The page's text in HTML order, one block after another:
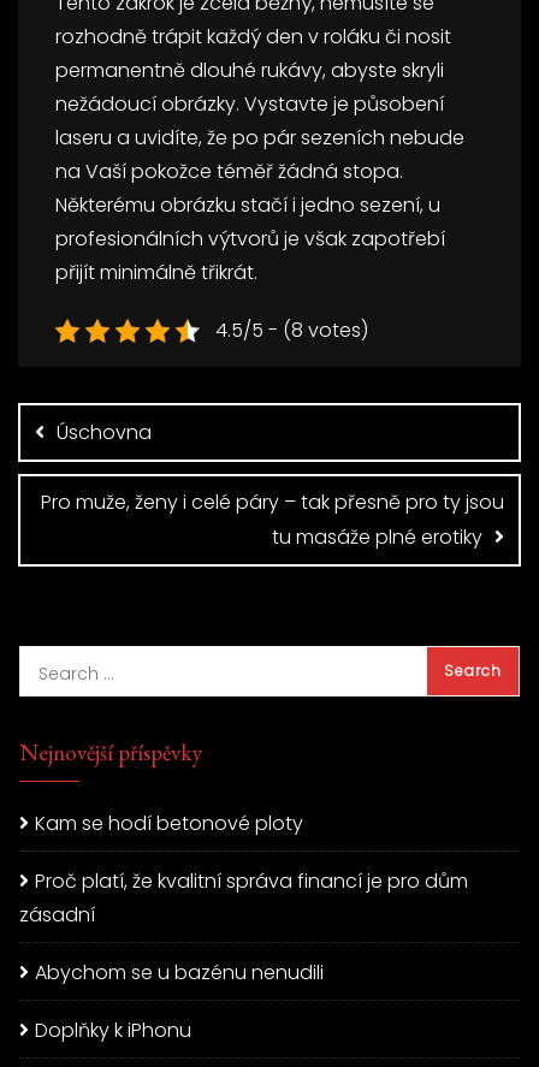
rozhodně trápit každý den v roláku či nosit
permanentně dlouhé rukávy, abyste skryli
nežádoucí obrázky. Vystavte je působení
laseru a uvidíte, že po pár sezeních nebude
na Vaší pokožce téměř žádná stopa.
Některému obrázku stačí i jedno sezení, u
profesionálních výtvorů je však zapotřebí
přijít minimálně třikrát.
4.5/5 - (8 votes)
pro
příspěvek
Úschovna
Pro muže, ženy i celé páry – tak přesně pro ty jsou
tu masáže plné erotiky
Nejnovější příspěvky
Kam se hodí betonové ploty
Proč platí, že kvalitní správa financí je pro dům
zásadní
Abychom se u bazénu nenudili
Doplňky k iPhonu